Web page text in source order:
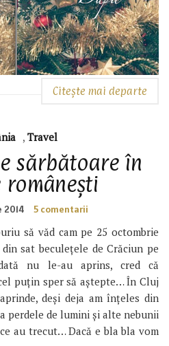
Citește mai departe
, Travel
sărbătoare în
românești
2014 5 comentarii
să văd cam pe 25 octombrie
sat beculețele de Crăciun pe
nu le-au aprins, cred că
puțin sper să aștepte… În Cluj
deși deja am înțeles din
perdele de lumini și alte nebunii
au trecut… Dacă e bla bla vom